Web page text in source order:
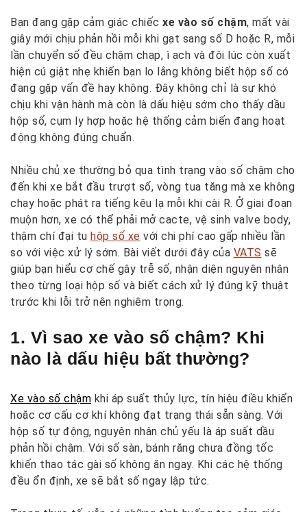
Bạn đang gặp cảm giác chiếc xe vào số chậm, mất vài
giây mới chịu phản hồi mỗi khi gạt sang số D hoặc R, mỗi
lần chuyển số đều chậm chạp, ì ạch và đôi lúc còn xuất
hiện cú giật nhẹ khiến bạn lo lắng không biết hộp số có
đang gặp vấn đề hay không. Đây không chỉ là sự khó
chịu khi vận hành mà còn là dấu hiệu sớm cho thấy dầu
hộp số, cụm ly hợp hoặc hệ thống cảm biến đang hoạt
động không đúng chuẩn.
Nhiều chủ xe thường bỏ qua tình trạng vào số chậm cho
đến khi xe bắt đầu trượt số, vòng tua tăng mà xe không
chạy hoặc phát ra tiếng kêu lạ mỗi khi cài R. Ở giai đoạn
muộn hơn, xe có thể phải mở cacte, vệ sinh valve body,
thậm chí đại tu hộp số xe với chi phí cao gấp nhiều lần
so với việc xử lý sớm. Bài viết dưới đây của VATS sẽ
giúp bạn hiểu cơ chế gây trễ số, nhận diện nguyên nhân
theo từng loại hộp số và biết cách xử lý đúng kỹ thuật
trước khi lỗi trở nên nghiêm trọng.
1. Vì sao xe vào số chậm? Khi
nào là dấu hiệu bất thường?
Xe vào số chậm khi áp suất thủy lực, tín hiệu điều khiển
hoặc cơ cấu cơ khí không đạt trạng thái sẵn sàng. Với
hộp số tự động, nguyên nhân chủ yếu là áp suất dầu
phản hồi chậm. Với số sàn, bánh răng chưa đồng tốc
khiến thao tác gài số không ăn ngay. Khi các hệ thống
đều ổn định, xe sẽ bắt số ngay lập tức.